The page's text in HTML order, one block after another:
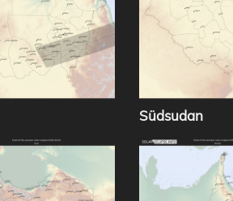
Südsudan